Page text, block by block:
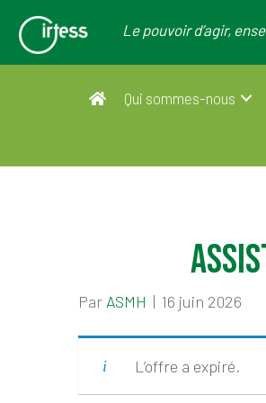
Le pouvoir d’agir,
Qui sommes-nous
Par ASMH | 16 juin 2026
L’offre a expiré.